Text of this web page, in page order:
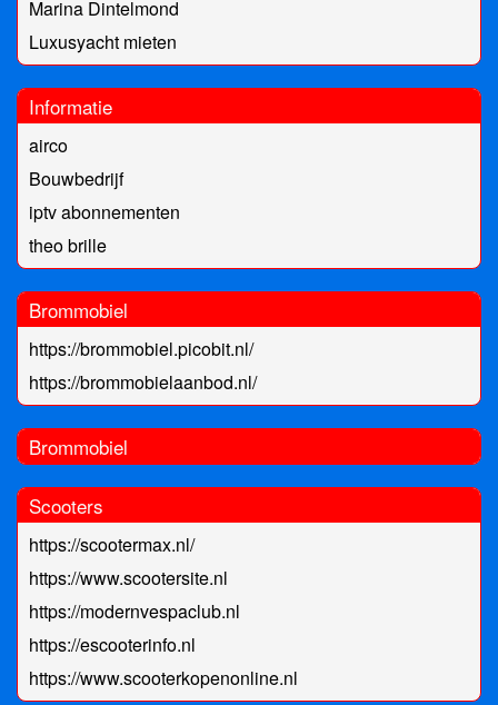
Marina Dintelmond
Luxusyacht mieten
Informatie
airco
Bouwbedrijf
iptv abonnementen
theo brille
Brommobiel
https://brommobiel.picobit.nl/
https://brommobielaanbod.nl/
Brommobiel
Scooters
https://scootermax.nl/
https://www.scootersite.nl
https://modernvespaclub.nl
https://escooterinfo.nl
https://www.scooterkopenonline.nl